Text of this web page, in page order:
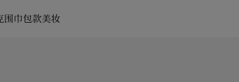
围巾包款美妆